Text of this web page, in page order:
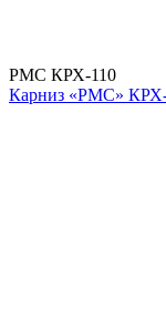
РМС КРХ-110
Карниз «РМС» КРХ-